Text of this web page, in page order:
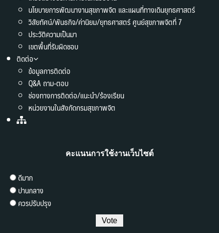
นโยบายการพัฒนางานสุขภาพจิต และแผนที่ทางเดินยุทธศาสตร์
วิสัยทัศน์/พันธกิจ/ค่านิยม/ยุทธศาสตร์ ศูนย์สุขภาพจิตที่ 7
ประวัติความเป็นมา
เขตพื้นที่รับผิดชอบ
ติดต่อ
ข้อมูลการติดต่อ
Q&A ถาม-ตอบ
ช่องทางการติดต่อ/แนะนำ/ร้องเรียน
หน่วยงานในสังกัดกรมสุขภาพจิต
คะแนนการใช้งานเว็บไซต์
ดีมาก
ปานกลาง
ควรปรับปรุง